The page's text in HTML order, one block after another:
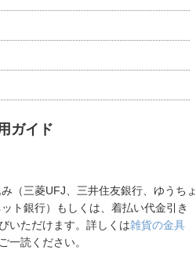
ガイド
（三菱UFJ、三井住友銀行、ゆうち
ト銀行）もしくは、着払い代金引き
いただけます。詳しくは雑貨の金具
一読ください。